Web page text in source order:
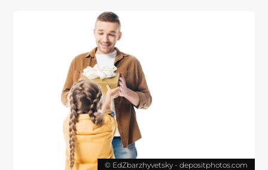
© EdZbarzhyvetsky - depositphotos.com